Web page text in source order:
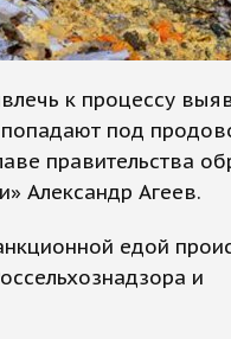
к процессу
под
правительства
Александр Агеев.
едой
и